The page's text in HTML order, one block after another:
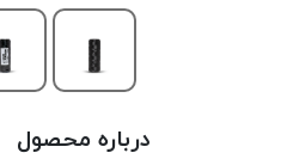
درباره محصول